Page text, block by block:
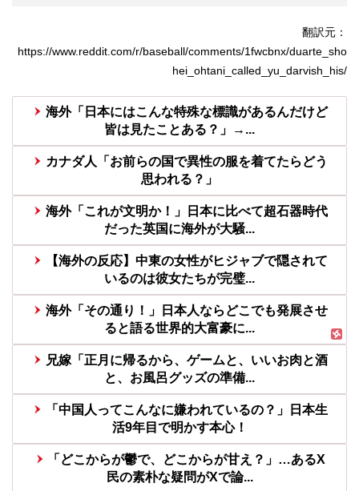
翻訳元：
https://www.reddit.com/r/baseball/comments/1fwcbnx/duarte_sho
hei_ohtani_called_yu_darvish_his/
海外「日本にはこんな特殊な標識があるんだけど
皆は見たことある？」→...
カナダ人「お前らの国で異性の服を着てたらどう
思われる？」
海外「これが文明か！」日本に比べて超石器時代
だった英国に海外が大騒...
【海外の反応】中東の女性がヒジャブで隠されて
いるのは彼女たちが完璧...
海外「その通り！」日本人ならどこでも発展させ
ると語る世界的大富豪に...
兄嫁「正月に帰るから、ゲームと、いいお肉と酒
と、お風呂グッズの準備...
「中国人ってこんなに嫌われているの？」日本生
活9年目で明かす本心！
「どこからが鬱で、どこからが甘え？」…あるX
民の素朴な疑問がXで論...